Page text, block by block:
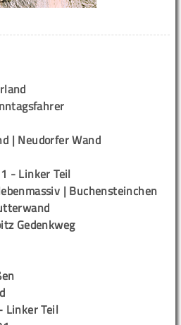
| Neudorfer Wand
- Linker Teil
| Buchensteinchen
Gedenkweg
Linker Teil